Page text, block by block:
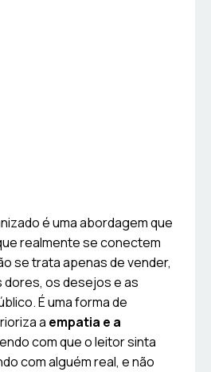
é uma abordagem que
realmente se conectem
se trata apenas de vender,
dores, os desejos e as
É uma forma de
a empatia e a
com que o leitor sinta
com alguém real, e não